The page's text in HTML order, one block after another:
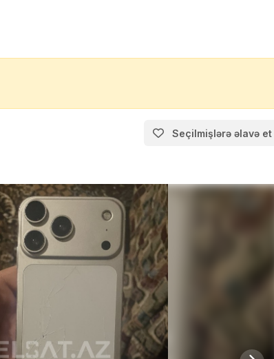
Seçilmişlərə əlavə et